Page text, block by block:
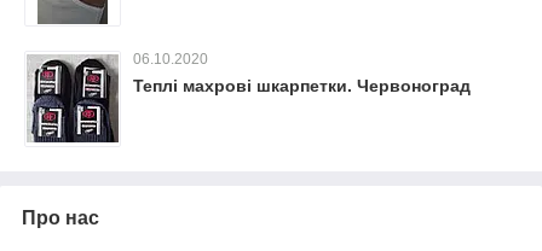
06.10.2020
Теплі махрові шкарпетки. Червоноград
Про нас